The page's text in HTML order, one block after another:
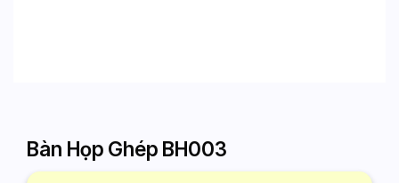
Bàn Họp Ghép BH003